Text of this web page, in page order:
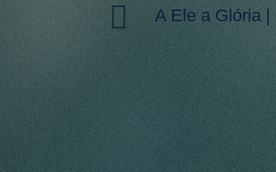
Tocador
áudio
A Ele a Glória|